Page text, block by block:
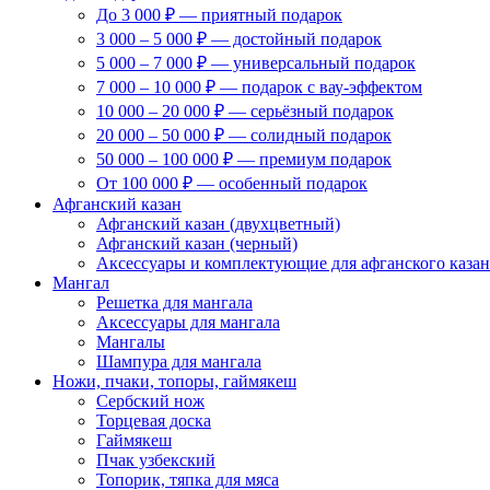
До 3 000 ₽ — приятный подарок
3 000 – 5 000 ₽ — достойный подарок
5 000 – 7 000 ₽ — универсальный подарок
7 000 – 10 000 ₽ — подарок с вау-эффектом
10 000 – 20 000 ₽ — серьёзный подарок
20 000 – 50 000 ₽ — солидный подарок
50 000 – 100 000 ₽ — премиум подарок
От 100 000 ₽ — особенный подарок
Афганский казан
Афганский казан (двухцветный)
Афганский казан (черный)
Аксессуары и комплектующие для афганского
Мангал
Решетка для мангала
Аксессуары для мангала
Мангалы
Шампура для мангала
Ножи, пчаки, топоры, гаймякеш
Сербский нож
Торцевая доска
Гаймякеш
Пчак узбекский
Топорик, тяпка для мяса